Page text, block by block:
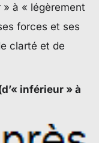
à « légèrement
forces et ses
clarté et de
inférieur » à